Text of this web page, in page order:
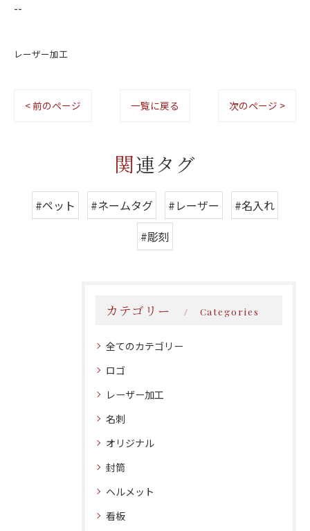
--
レーザー加工
< 前のページ 一覧に戻る 次のページ >
関連タグ
#ペット #ネームタグ #レーザー
#名入れ
#彫刻
カテゴリー Categories
全てのカテゴリー
ロゴ
レーザー加工
名刺
オリジナル
封筒
ヘルメット
看板